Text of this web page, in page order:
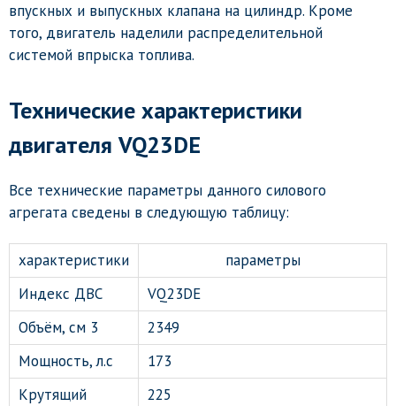
впускных и выпускных клапана на цилиндр. Кроме
того, двигатель наделили распределительной
системой впрыска топлива.
Технические характеристики
двигателя VQ23DE
Все технические параметры данного силового
агрегата сведены в следующую таблицу:
характеристики
параметры
Индекс ДВС
VQ23DE
Объём, см 3
2349
Мощность, л.с
173
Крутящий
225